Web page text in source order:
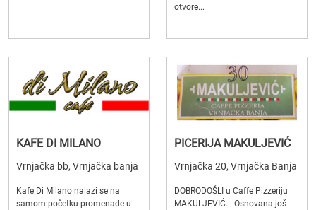
otvore...
KAFE DI MILANO
Vrnjačka bb, Vrnjačka banja
Kafe Di Milano nalazi se na
samom početku promenade u
PICERIJA MAKULJEVIĆ
Vrnjačka 20, Vrnjačka Banja
DOBRODOŠLI u Caffe Pizzeriju
MAKULJEVIĆ... Osnovana još